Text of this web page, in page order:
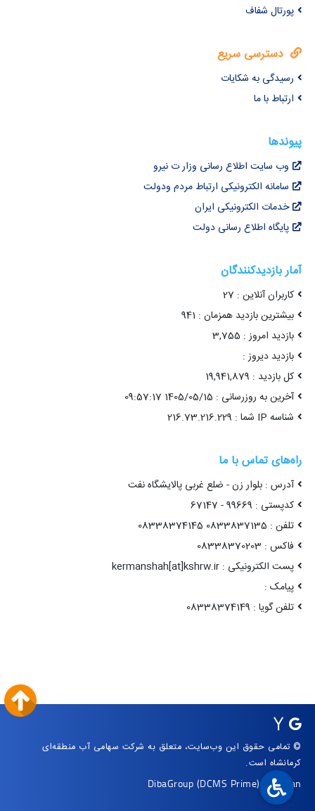
پورتال شفاف
دسترسی سریع
رسیدگی به شکایات
ارتباط با ما
پیوندها
وب سایت اطلاع رسانی وزار ت نیرو
سامانه الکترونیکی ارتباط مردم ودولت
خدمات الکترونیکی ایران
پایگاه اطلاع رسانی دولت
آمار بازدیدکنندگان
کاربران آنلاین : 27
بیشترین بازدید همزمان : 941
بازدید امروز : 3,755
بازدید دیروز :
کل بازدید : 19,941,879
آخرین به روزرسانی : 1405/05/15 09:57:17
شناسه IP شما : 216.73.216.229
راه‌های تماس با ما
آدرس : بلوار زن - ضلع غربی پالایشگاه نفت
کدپستی : 99669 - 67147
تلفن : 0833837135 08338374145
فاکس : 08338370203
پست الکترونیکی : kermanshah[at]kshrw.ir
پیامک :
تلفن گویا : 08338374149
© تمامی حقوق این وب‌سایت، متعلق به شرکت سهامی آب منطقه‌ای
کرمانشاه است.
DibaGroup (DCMS Prime)|Arvan